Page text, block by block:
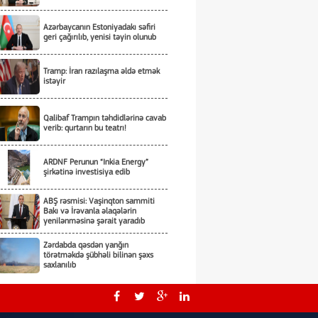
Azərbaycanın Estoniyadakı səfiri
geri çağırılıb, yenisi təyin olunub
Tramp: İran razılaşma əldə etmək
istəyir
Qalibaf Trampın təhdidlərinə cavab
verib: qurtarın bu teatrı!
ARDNF Perunun “Inkia Energy”
şirkətinə investisiya edib
ABŞ rəsmisi: Vaşinqton sammiti
Bakı və İrəvanla əlaqələrin
yenilənməsinə şərait yaradıb
Zərdabda qəsdən yanğın
törətməkdə şübhəli bilinən şəxs
saxlanılıb
Tərtərdə ər-arvadın yanaraq öldüyü
yanğının qəsdnən törədildiyi